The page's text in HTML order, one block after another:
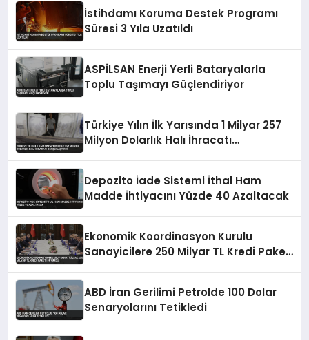
İstihdamı Koruma Destek Programı
Süresi 3 Yıla Uzatıldı
ASPİLSAN Enerji Yerli Bataryalarla
Toplu Taşımayı Güçlendiriyor
Türkiye Yılın İlk Yarısında 1 Milyar 257
Milyon Dolarlık Halı İhracatı
Depozito İade Sistemi İthal Ham
Madde İhtiyacını Yüzde 40 Azaltacak
Ekonomik Koordinasyon Kurulu
Sanayicilere 250 Milyar TL Kredi Paketi
ABD İran Gerilimi Petrolde 100 Dolar
Senaryolarını Tetikledi